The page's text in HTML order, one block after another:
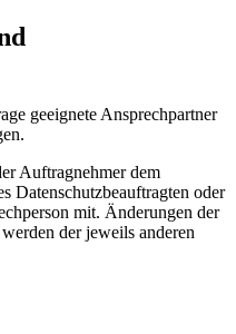
geeignete Ansprechpartner
Auftragnehmer dem
Datenschutzbeauftragten oder
mit. Änderungen der
der jeweils anderen